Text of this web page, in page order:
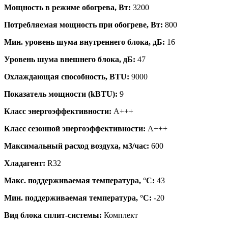
Мощность в режиме обогрева, Вт: 3200
Потребляемая мощность при обогреве, Вт: 800
Мин. уровень шума внутреннего блока, дБ: 16
Уровень шума внешнего блока, дБ: 47
Охлаждающая способность, BTU: 9000
Показатель мощности (kBTU): 9
Класс энергоэффективности: A+++
Класс сезонной энергоэффективности: A+++
Максимальный расход воздуха, м3/час: 600
Хладагент: R32
Макс. поддерживаемая температура, °C: 43
Мин. поддерживаемая температура, °C: -20
Вид блока сплит-системы: Комплект